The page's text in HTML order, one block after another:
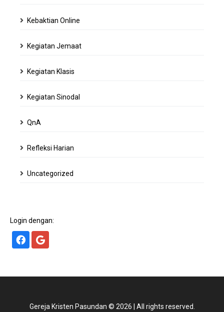
Kebaktian Online
Kegiatan Jemaat
Kegiatan Klasis
Kegiatan Sinodal
QnA
Refleksi Harian
Uncategorized
Login dengan:
Gereja Kristen Pasundan © 2026 All rights reserved.